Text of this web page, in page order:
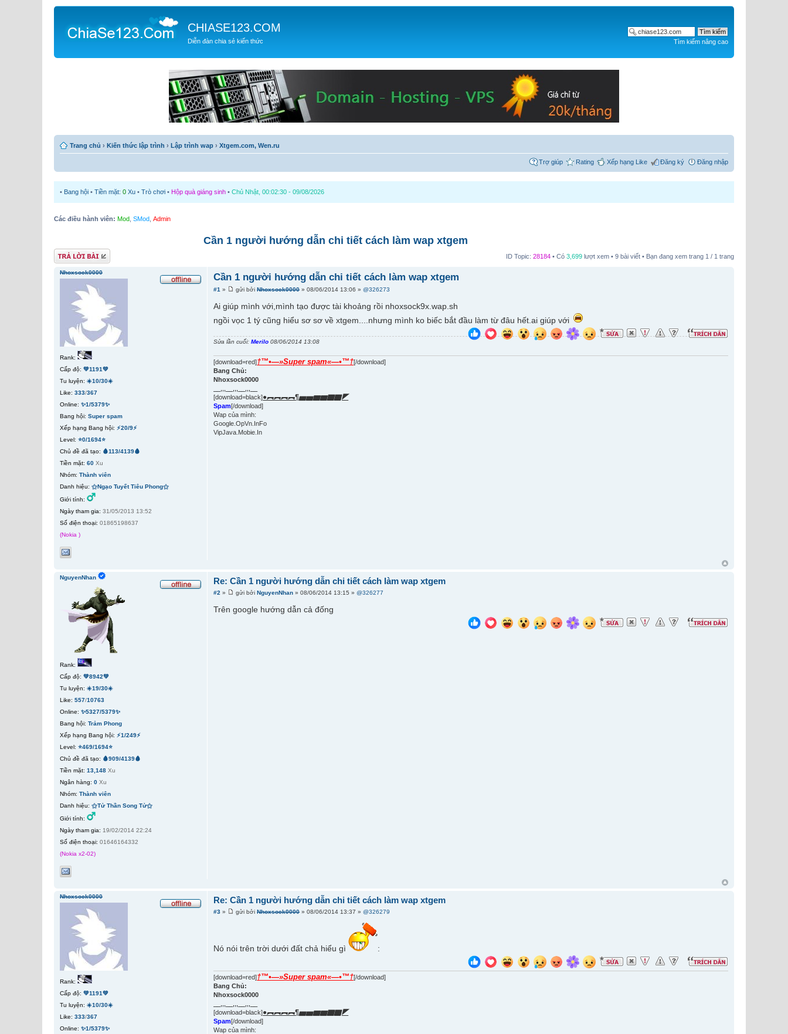
CHIASE123.COM
Diễn đàn chia sẻ kiến thức Tìm kiếm nâng cao
Trang chủ › Kiến thức lập trình › Lập trình wap › Xtgem.com, Wen.ru
Trợ giúp Rating Xếp hạng Like Đăng ký Đăng nhập
• Bang hội • Tiền mặt: 0 Xu • Trò chơi • Hộp quà giáng sinh • Chủ Nhật, 00:02:30 - 09/08/2026
Các điều hành viên: Mod SMod Admin
Cần 1 người hướng dẫn chi tiết cách làm wap xtgem
Gửi bài trả lời ID Topic: 28184 • Có 3,699 lượt xem • 9 bài viết • Bạn đang xem trang 1 / 1 trang
Cần 1 người hướng dẫn chi tiết cách làm wap xtgem
#1 » gửi bởiNhoxsock0000» 08/06/2014 13:06 »@326273
Ai giúp mình với,mình tạo được tài khoảng rồi nhoxsock9x.wap.sh
ngồi vọc 1 tý cũng hiểu sơ sơ về xtgem....nhưng mình ko biếc bắt đầu làm từ đâu hết.ai giúp với
Sửa lần cuối:Merilo 08/06/2014 13:08
[download=red]†™•—»Super spam«—•™†[/download]
Bang Chủ:
Nhoxsock0000
[download=black]●︻︻︻︻¶▅▅▆▆▇▇◤
Spam[/download]
Wap của mình:
Google.OpVn.InFo
VipJava.Mobie.In
Nhoxsock0000
Rank:
Cấp độ: 💚1191💚
Tu luyện: ☀️10/30☀️
Like: 333/367
Online: ✨1/5379✨
Bang hội: Super spam
Xếp hạng Bang hội: ⚡20/9⚡
Level: ⭐0/1694⭐
Chủ đề đã tạo: 🩸113/4139🩸
Tiền mặt: 60 Xu
Nhóm: Thành viên
Danh hiệu: ⚝Ngạo Tuyết Tiêu Phong⚝
Giới tính:
Ngày tham gia: 31/05/2013 13:52
Số điện thoại: 01865198637
(Nokia )
Re: Cần 1 người hướng dẫn chi tiết cách làm wap xtgem
#2 » gửi bởiNguyenNhan » 08/06/2014 13:15 »@326277
Trên google hướng dẫn cả đống
NguyenNhan
Rank:
Cấp độ: 💚8942💚
Tu luyện: ☀️19/30☀️
Like: 557/10763
Online: ✨5327/5379✨
Bang hội: Trảm Phong
Xếp hạng Bang hội: ⚡1/249⚡
Level: ⭐469/1694⭐
Chủ đề đã tạo: 🩸909/4139🩸
Tiền mặt: 13,148 Xu
Ngân hàng: 0 Xu
Nhóm: Thành viên
Danh hiệu: ⚝Tử Thần Song Tử⚝
Giới tính:
Ngày tham gia: 19/02/2014 22:24
Số điện thoại: 01646164332
(Nokia x2-02)
Re: Cần 1 người hướng dẫn chi tiết cách làm wap xtgem
#3 » gửi bởiNhoxsock0000» 08/06/2014 13:37 »@326279
Nó nói trên trời dưới đất chả hiểu gì :
[download=red]†™•—»Super spam«—•™†[/download]
Bang Chủ:
Nhoxsock0000
[download=black]●︻︻︻︻¶▅▅▆▆▇▇◤
Spam[/download]
Wap của mình:
Nhoxsock0000
Rank:
Cấp độ: 💚1191💚
Tu luyện: ☀️10/30☀️
Like: 333/367
Online: ✨1/5379✨